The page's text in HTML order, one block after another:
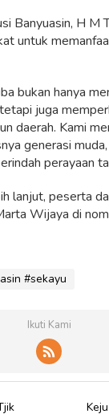
Banyuasin, H M
untuk
bukan hanya
juga
daerah. Kami
generasi
perayaan
lanjut, peserta
Wijaya di
#sekayu
Ikuti Kami